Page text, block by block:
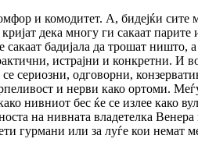
и комодитет. А, бидејќи сите
дека многу ги сакаат
бадијала да трошат ништо, а
истрајни и конкретни. И
сериозни, одговорни,
и нерви како ортоми.
нивниот бес ќе се излее како
на нивната владетелка
гурмани или за луѓе кои немат